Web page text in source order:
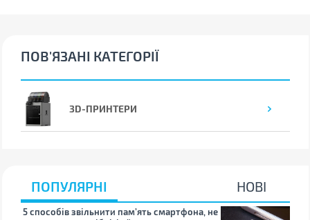
ПОВ'ЯЗАНІ КАТЕГОРІЇ
3D-ПРИНТЕРИ
ПОПУЛЯРНІ НОВІ
5 способів звільнити пам’ять смартфона, не